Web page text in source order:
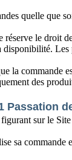
quelle que
réserve le droit
disponibilité.
la commande
des
Passation
sur le Site
sa commande